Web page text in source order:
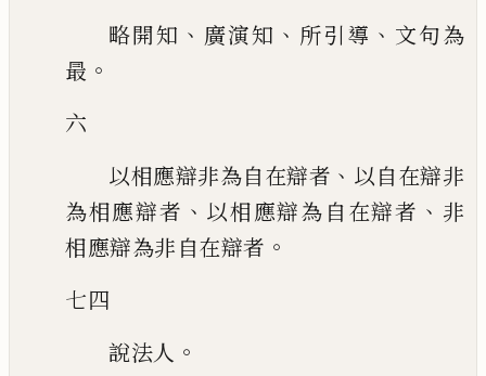
略開知 、 廣演知 、 所引導 、 文句為
最 。
六
以相應辯非為自在辯者 、 以自在辯非
為相應辯者 、 以相應辯為自在辯者 、 非
相應辯為非自在辯者 。
七四
說法人 。